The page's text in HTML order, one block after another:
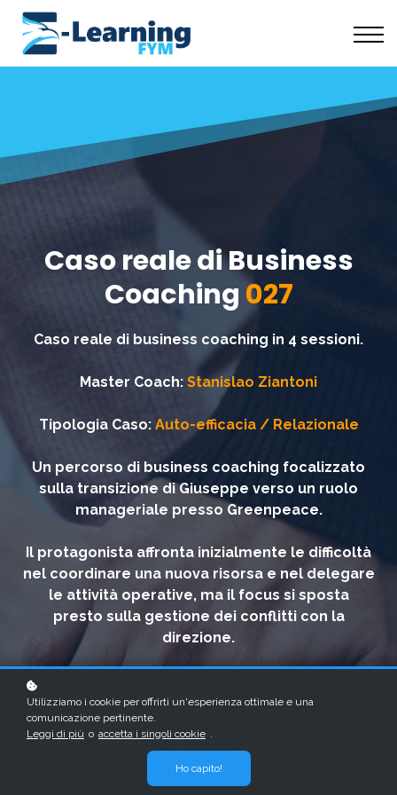
Risorse Gratuite
Chi Siamo
Caso reale di Business
Coaching 027
Caso reale di business coaching in 4 sessioni.
Master Coach: Stanislao Ziantoni
Tipologia Caso: Auto-efficacia / Relazionale
Un percorso di business coaching focalizzato
sulla transizione di Giuseppe verso un ruolo
manageriale presso Greenpeace.
Il protagonista affronta inizialmente le difficoltà
nel coordinare una nuova risorsa e nel delegare
le attività operative, ma il focus si sposta
presto sulla gestione dei conflitti con la
direzione.
impara a navigare le dinamiche del senior
management, passando da un approccio
impulsivo a una negoziazione strategica più
efficace.
Utilizziamo i cookie per offrirti un'esperienza ottimale e una
comunicazione pertinente.
Leggi di più o accetta i singoli cookie .
Ho capito!